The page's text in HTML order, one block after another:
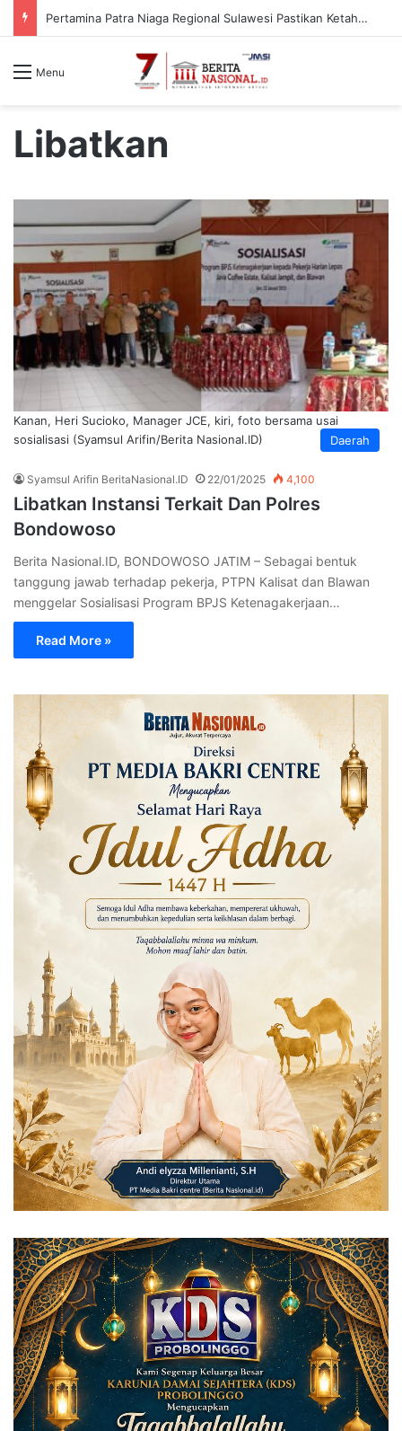
PCNU Akan Berjuang Berdasarkan Nilai dan Tradisi Perjuangan Para Kyai
Menu
Libatkan
Daerah
Kanan, Heri Sucioko, Manager JCE, kiri, foto bersama usai
sosialisasi (Syamsul Arifin/Berita Nasional.ID)
Syamsul Arifin BeritaNasional.ID 22/01/2025 4,100
Libatkan Instansi Terkait Dan Polres
Bondowoso
Berita Nasional.ID, BONDOWOSO JATIM – Sebagai bentuk
tanggung jawab terhadap pekerja, PTPN Kalisat dan Blawan
menggelar Sosialisasi Program BPJS Ketenagakerjaan…
Read More »